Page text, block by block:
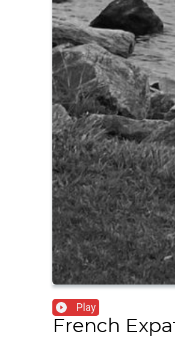
Play
French